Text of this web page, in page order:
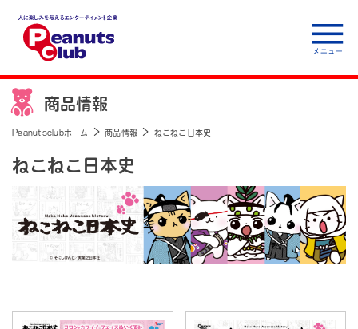
人に楽しみを与えるエ
ンターテイメント企
業 Peanuts club
商品情報
Peanutsclubホーム 商品情報 ねこねこ日本史
ねこねこ日本史